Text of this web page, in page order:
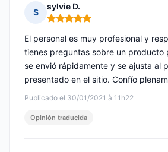
S
sylvie D.
Nota: 5 de 5
Publicado el 30/01/2021 à 11h22
El personal es muy profesional y
tienes preguntas sobre un producto
se envió rápidamente y se ajusta al
presentado en el sitio. Confío
Opinión traducida